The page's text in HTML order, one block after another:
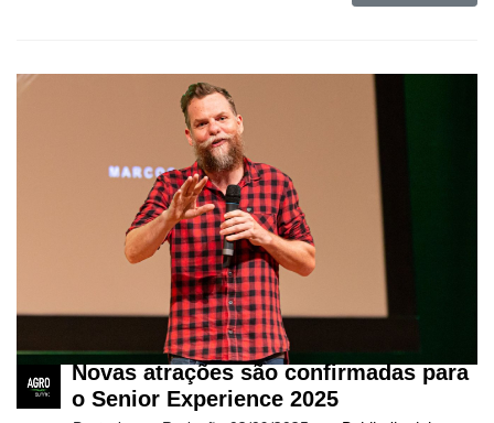
Novas atrações são confirmadas para
o Senior Experience 2025